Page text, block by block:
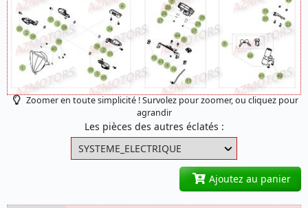
Zoomer en toute simplicité ! Survolez pour zoomer, ou cliquez pour
agrandir
Les pièces des autres éclatés :
Ajoutez au panier